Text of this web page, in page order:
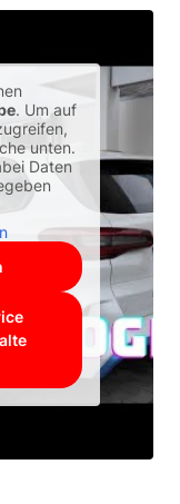
. Um auf
unten.
Daten